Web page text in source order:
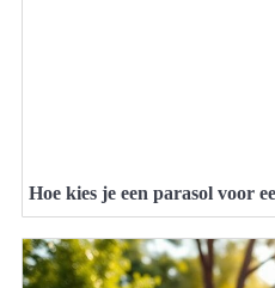
Hoe kies je een parasol voor